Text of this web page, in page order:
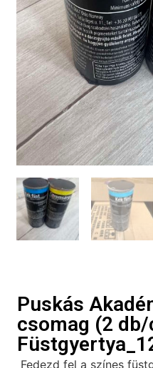
Puskás
csomag (2
Fedezd fel a színes